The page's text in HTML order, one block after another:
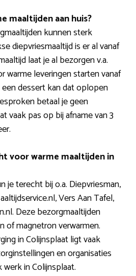
maaltijden aan huis?
kunnen sterk
diepvriesmaaltijd is er al vanaf
laat je al bezorgen v.a.
warme leveringen starten vanaf
dessert kan dat oplopen
betaal je geen
vaak pas op bij afname van 3
voor warme maaltijden in
je terecht bij o.a. Diepvriesman,
Vers Aan Tafel,
Deze bezorgmaaltijden
of magnetron verwarmen.
in Colijnsplaat ligt vaak
en organisaties
in Colijnsplaat.